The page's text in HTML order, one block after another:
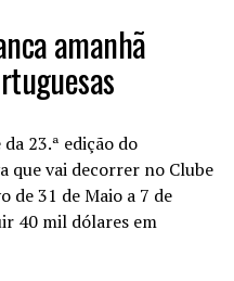
amanhã
23.ª edição do
que vai decorrer no Clube
de 31 de Maio a 7 de
40 mil dólares em